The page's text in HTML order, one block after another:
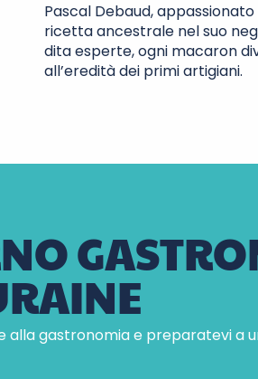
Pascal Debaud,
ricetta ancestrale nel suo
dita esperte, ogni macaron
all’eredità dei primi artigiani.
gastronomia e preparatevi a